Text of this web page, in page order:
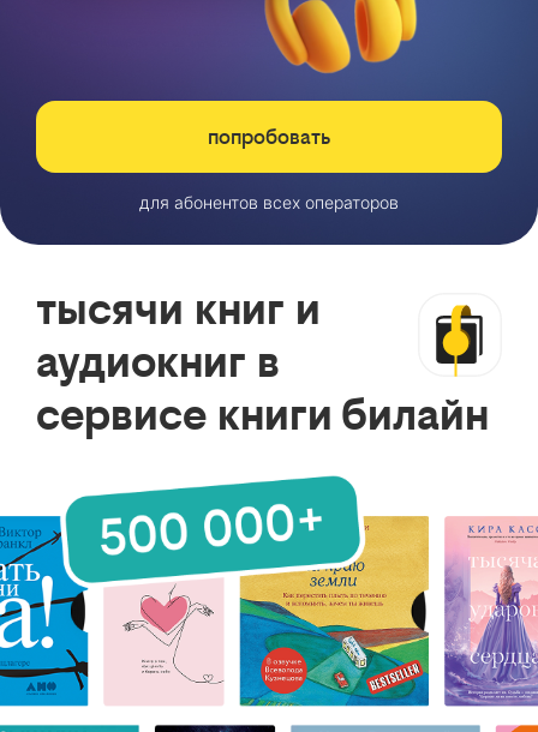
попробовать
для абонентов всех операторов
тысячи книг и
аудиокниг в
сервисе книги билайн